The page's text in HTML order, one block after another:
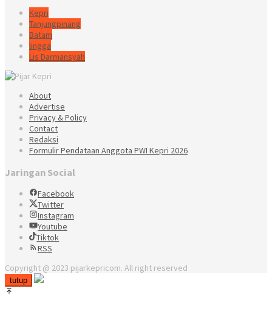
Kepri
Tanjungpinang
Batam
lingga
Lis Darmansyah
About
Advertise
Privacy & Policy
Contact
Redaksi
Formulir Pendataan Anggota PWI Kepri 2026
Jaringan Social
Facebook
Twitter
Instagram
Youtube
Tiktok
RSS
Copyright @ 2023 pijarkepricom. All right reserved
tutup